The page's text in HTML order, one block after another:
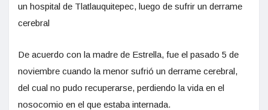
un hospital de Tlatlauquitepec, luego de sufrir un derrame
cerebral
De acuerdo con la madre de Estrella, fue el pasado 5 de
noviembre cuando la menor sufrió un derrame cerebral,
del cual no pudo recuperarse, perdiendo la vida en el
nosocomio en el que estaba internada.